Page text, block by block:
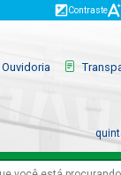
Contraste
Ouvidoria